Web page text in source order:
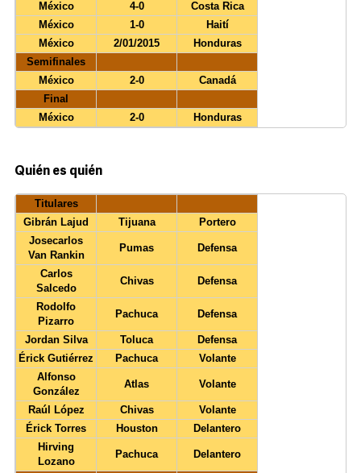
México
4-0
Costa Rica
México
1-0
Haití
México
2/01/2015
Honduras
Semifinales
México
2-0
Canadá
Final
México
2-0 Honduras
Quién es quién
Titulares
Gibrán Lajud
Tijuana
Portero
Josecarlos
Van Rankin
Pumas Defensa
Carlos
Salcedo
Chivas Defensa
Rodolfo
Pizarro
Pachuca Defensa
Jordan Silva Toluca
Defensa
Érick Gutiérrez
Pachuca
Volante
Alfonso
González
Atlas Volante
Raúl López Chivas
Volante
Érick Torres
Houston
Delantero
Hirving
Lozano
Pachuca Delantero